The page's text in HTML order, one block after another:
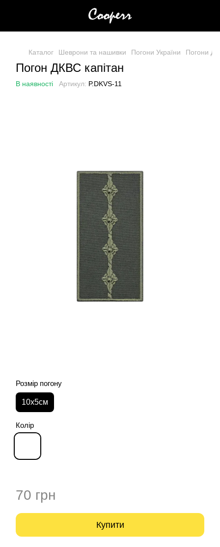
Каталог Шеврони та нашивки Погони України Погони
Погон ДКВС капітан
В наявності Артикул: P.DKVS-11
Розмір погону
10х5см
Колір
70 грн
Купити